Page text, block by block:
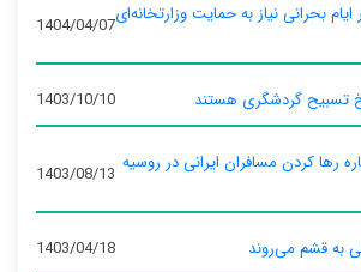
بحرانی نیاز به حمایت وزارتخانه‌ای1404/04/07
تسبیح گردشگری هستند 1403/10/10
رها کردن مسافران ایرانی در روسیه 1403/08/13
به قشم می‌روند 1403/04/18